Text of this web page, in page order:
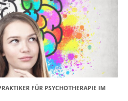
FÜR PSYCHOTHERAPIE IM